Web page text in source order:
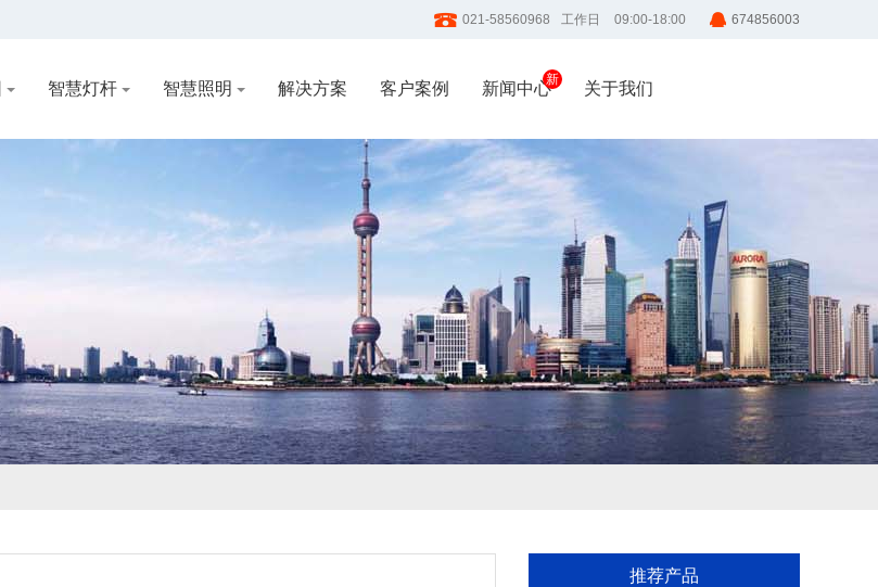
021-58560968 工作日 09:00-18:00 674856003
智慧灯杆 智慧照明 解决方案 客户案例 新闻中心 关于我们
推荐产品